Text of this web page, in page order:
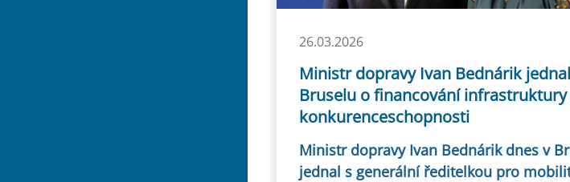
26.03.2026
Ministr dopravy Ivan Bednárik
Bruselu o financování infrastruktury
konkurenceschopnosti
Ministr dopravy Ivan Bednárik dnes v
jednal s generální ředitelkou pro